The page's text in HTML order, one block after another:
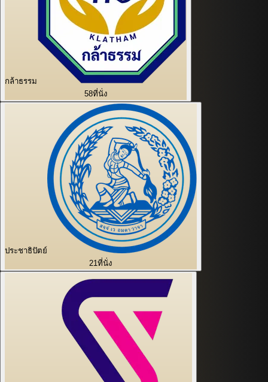
กล้าธรรม
58ที่นั่ง
ประชาธิปัตย์
21ที่นั่ง